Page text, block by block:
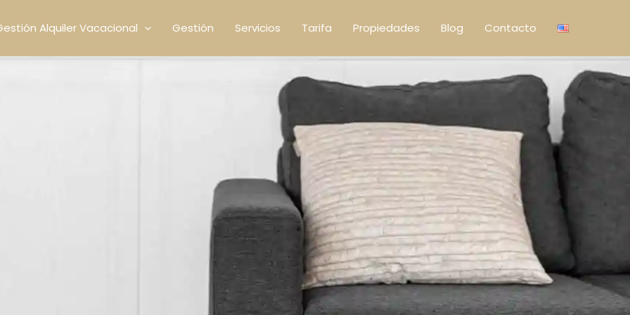
Alquiler Vacacional Gestión Servicios Tarifa Propiedades Blog Contacto